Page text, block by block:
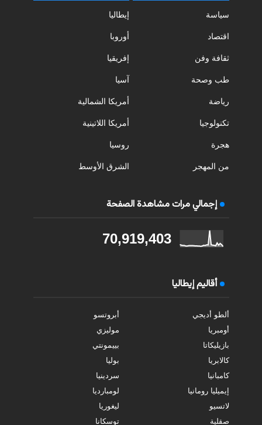
سياسة
اقتصاد
ثقافة وفن
طب وصحة
رياضة
تكنولوجيا
هجرة
من المهجر
إيطاليا
أوروبا
إفريقيا
آسيا
أمريكا الشمالية
أمريكا اللاتينية
روسيا
الشرق الأوسط
إجمالي مرات مشاهدة الصفحة
70,919,403
أقاليم إيطاليا
ألطو أديجي
أبروتسو
أومبريا
موليزي
بازيليكاتا
بييمونتي
كالابريا
بوليا
كامبانيا
سردينيا
إيميليا رومانيا
لومبارديا
لاتسيو
ليغوريا
صقلية
توسكانا